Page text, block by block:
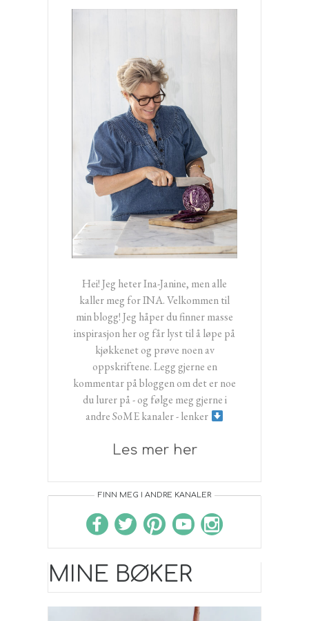
Hei! Jeg heter Ina-Janine, men alle
kaller meg for INA. Velkommen til
min blogg! Jeg håper du finner masse
inspirasjon her og får lyst til å løpe på
kjøkkenet og prøve noen av
oppskriftene. Legg gjerne en
kommentar på bloggen om det er noe
du lurer på - og følge meg gjerne i
andre SoME kanaler - lenker
Les mer her
FINN MEG I ANDRE KANALER
MINE BØKER